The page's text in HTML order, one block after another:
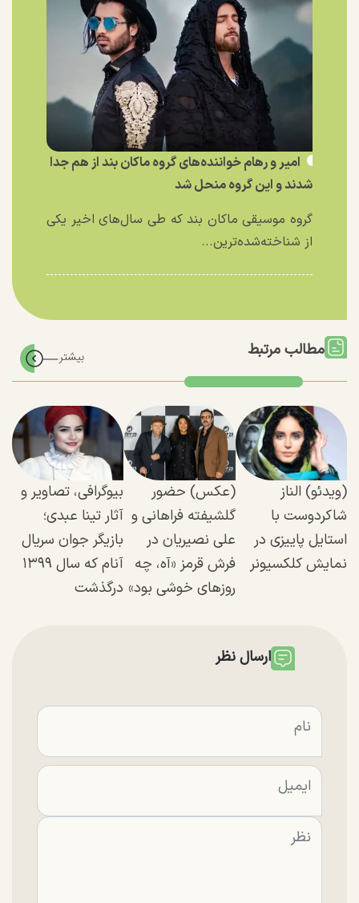
امیر و رهام خواننده‌های گروه ماکان بند از هم جدا
شدند و این گروه منحل شد
گروه موسیقی ماکان بند که طی سال‌های اخیر یکی
از شناخته‌شده‌ترین...
مطالب مرتبط
(ویدئو) الناز
شاکردوست با
استایل پاییزی در
نمایش کلکسیونر
(عکس) حضور
گلشیفته فراهانی و
علی نصیریان در
فرش قرمز «آه، چه
روزهای خوشی بود»
بیوگرافی، تصاویر و
آثار تینا عبدی؛
بازیگر جوان سریال
آنام که سال ۱۳۹۹
درگذشت
ارسال نظر